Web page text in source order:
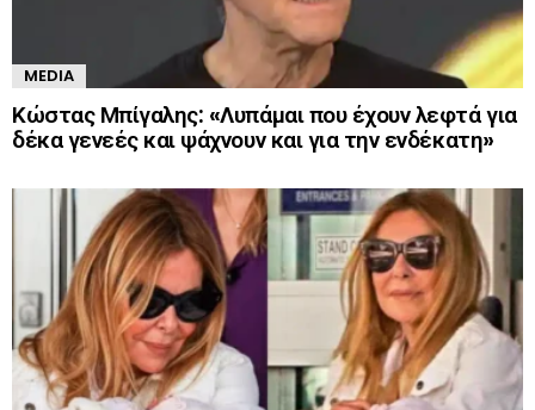
MEDIA
Κώστας Μπίγαλης: «Λυπάμαι που έχουν λεφτά για
δέκα γενεές και ψάχνουν και για την ενδέκατη»